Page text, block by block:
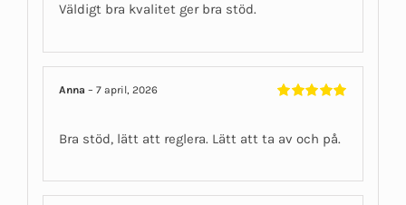
Väldigt bra kvalitet ger bra stöd.
Anna– 7 april, 2026
Bra stöd, lätt att reglera. Lätt att ta av och på.